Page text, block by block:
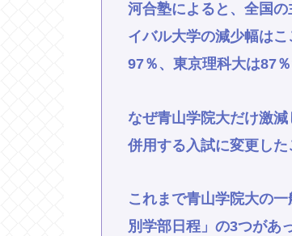
河合塾によると、全国
イバル大学の減少幅は
97％、東京理科大は87％
なぜ青山学院大だけ激
併用する入試に変更した
これまで青山学院大の
別学部日程」の3つがあ